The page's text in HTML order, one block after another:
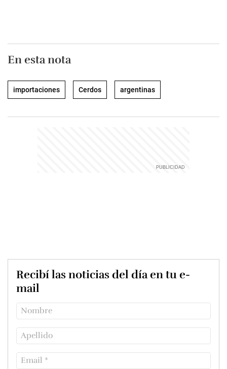
En esta nota
importaciones Cerdos argentinas
Recibí las noticias del día en tu e-
mail